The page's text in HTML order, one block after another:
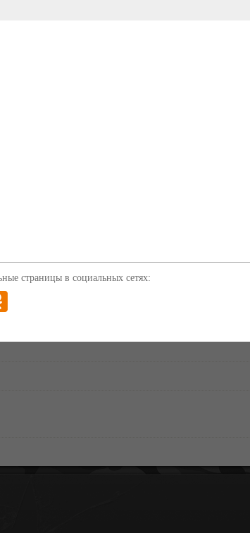
РОСЛЯКОВА была обнаружена флешка с
канала, в день трагедии Владислав взял с собой
хранились скриншоты из компьютерной игры
политехническом колледже произошла 17
статье «теракт», но после переквалифицировал на
способом». Подозреваемый – 18-летний студент
самоубийство. По последним данным,
21 человек – погиб. В Крыму объявлен трехдневный
страницы в социальных сетях: